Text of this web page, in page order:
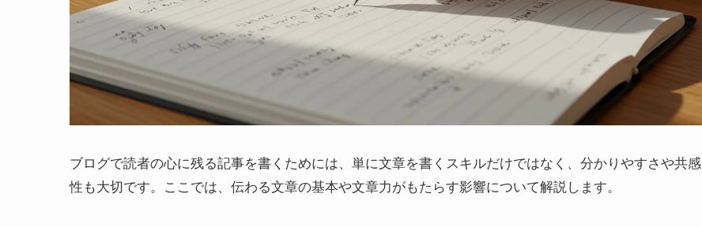
ブログで読者の心に残る記事を書くためには、単に文章を書くスキルだけではなく、分かりやすさや共感
性も大切です。ここでは、伝わる文章の基本や文章力がもたらす影響について解説します。